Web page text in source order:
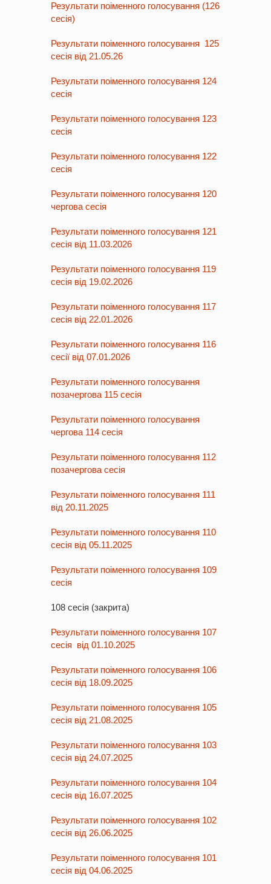
Результати поіменного голосування (126
сесія)
Результати поіменного голосування 125
сесія від 21.05.26
Результати поіменного голосування 124
сесія
Результати поіменного голосування 123
сесія
Результати поіменного голосування 122
сесія
Результати поіменного голосування 120
чергова сесія
Результати поіменного голосування 121
сесія від 11.03.2026
Результати поіменного голосування 119
сесія від 19.02.2026
Результати поіменного голосування 117
сесія від 22.01.2026
Результати поіменного голосування 116
сесії від 07.01.2026
Результати поіменного голосування
позачергова 115 сесія
Результати поіменного голосування
чергова 114 сесія
Результати поіменного голосування 112
позачергова сесія
Результати поіменного голосування 111
від 20.11.2025
Результати поіменного голосування 110
сесія від 05.11.2025
Результати поіменного голосування 109
сесія
108 сесія (закрита)
Результати поіменного голосування 107
сесія від 01.10.2025
Результати поіменного голосування 106
сесія від 18.09.2025
Результати поіменного голосування 105
сесія від 21.08.2025
Результати поіменного голосування 103
сесія від 24.07.2025
Результати поіменного голосування 104
сесія від 16.07.2025
Результати поіменного голосування 102
сесія від 26.06.2025
Результати поіменного голосування 101
сесія від 04.06.2025